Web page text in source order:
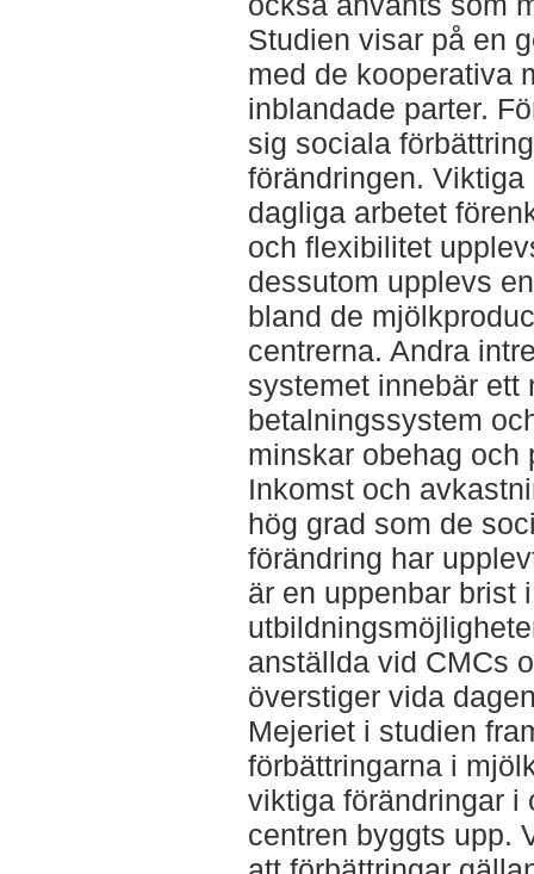
Studien visar på en
med de kooperativa
inblandade parter.
sig sociala
förändringen.
dagliga arbetet
och flexibilitet
dessutom upplevs
bland de
centrerna. Andra
systemet innebär ett
betalningssystem
minskar obehag och
Inkomst och
hög grad som de
förändring har
är en uppenbar brist
anställda vid CMCs
överstiger vida
Mejeriet i studien
förbättringarna i
viktiga förändringar i
centren byggts upp.